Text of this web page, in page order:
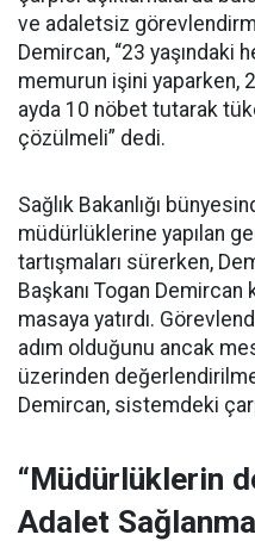
ve adaletsiz
Demircan, “23 yaşındaki
memurun işini yaparken,
ayda 10 nöbet tutarak
çözülmeli” dedi.
Sağlık Bakanlığı
müdürlüklerine yapılan
tartışmaları sürerken,
Başkanı Togan
masaya yatırdı.
adım olduğunu ancak
üzerinden
Demircan, sistemdeki
“Müdürlüklerin
Adalet